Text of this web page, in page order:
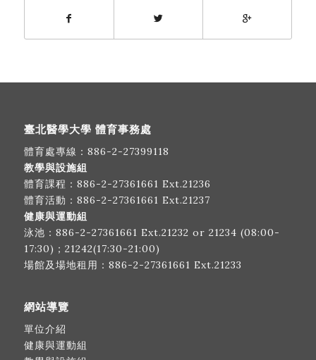
臺北醫學大學 體育事務處
體育處專線： 886-2-27399118
教學與設施組
體育課程： 886-2-27361661 Ext.21236
體育活動： 886-2-27361661 Ext.21237
健康與運動組
泳池： 886-2-27361661 Ext.21232 or 21234 (08:00-
17:30)；21242(17:30-21:00)
場館及場地租用： 886-2-27361661 Ext.21233
網站導覽
單位介紹
健康與運動組